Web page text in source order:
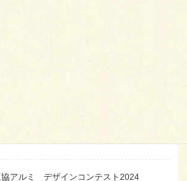
協アルミ デザインコンテスト2024